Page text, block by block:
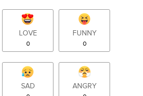
LOVE
0
FUNNY
0
SAD ANGRY